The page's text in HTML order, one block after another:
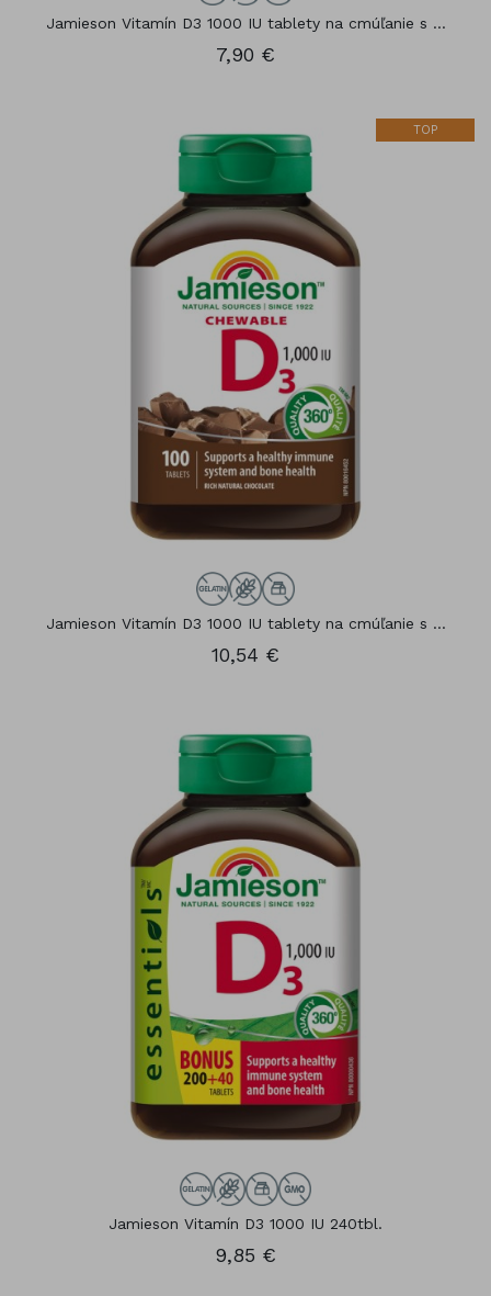
Jamieson Vitamín D3 1000 IU tablety na cmúľanie s ...
7,90 €
TOP
Jamieson Vitamín D3 1000 IU tablety na cmúľanie s ...
10,54 €
Jamieson Vitamín D3 1000 IU 240tbl.
9,85 €